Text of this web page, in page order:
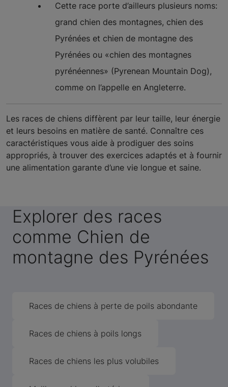
Cette race porte d’ailleurs plusieurs noms:
grand chien des montagnes, chien des
Pyrénées et chien de montagne des
Pyrénées ou «chien des montagnes
pyrénéennes» (Pyrenean Mountain Dog),
comme on l’appelle en Angleterre.
Les races de chiens diffèrent par leur taille, leur énergie
et leurs besoins en matière de santé. Connaître ces
caractéristiques vous aide à prodiguer des soins
appropriés, à trouver des exercices adaptés et à fournir
une alimentation garante d’une vie longue et saine.
Explorer des races
comme Chien de
montagne des Pyrénées
Races de chiens à perte de poils abondante
Races de chiens à poils longs
Races de chiens les plus volubiles